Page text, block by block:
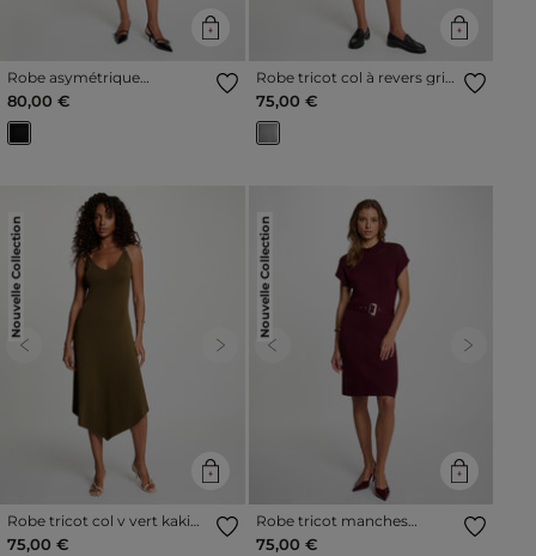
Robe asymétrique
manches courtes noir
femme
80,00 €
Robe tricot col à revers gris
clair femme
75,00 €
Nouvelle Collection
Previous Next
Robe tricot col v vert kaki
femme
75,00 €
Nouvelle Collection
Previous Next
Robe tricot manches
courtes prune femme
75,00 €